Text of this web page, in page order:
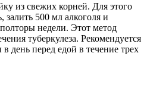
из свежих корней. Для этого
залить 500 мл алкоголя и
недели. Этот метод
туберкулеза. Рекомендуется
день перед едой в течение трех